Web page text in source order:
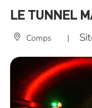
LE TUNNEL
Comps |